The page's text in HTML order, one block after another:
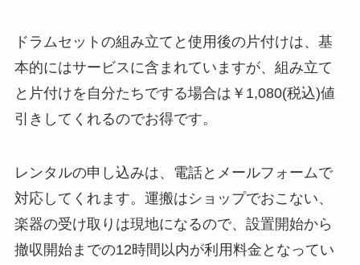
ドラムセットの組み立てと使用後の片付けは、基
本的にはサービスに含まれていますが、組み立て
と片付けを自分たちでする場合は￥1,080(税込)値
引きしてくれるのでお得です。
レンタルの申し込みは、電話とメールフォームで
対応してくれます。運搬はショップでおこない、
楽器の受け取りは現地になるので、設置開始から
撤収開始までの12時間以内が利用料金となってい